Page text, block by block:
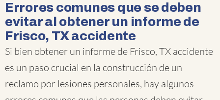
Errores comunes que se deben
evitar al obtener un informe de
Frisco, TX accidente
Si bien obtener un informe de Frisco, TX accidente
es un paso crucial en la construcción de un
reclamo por lesiones personales, hay algunos